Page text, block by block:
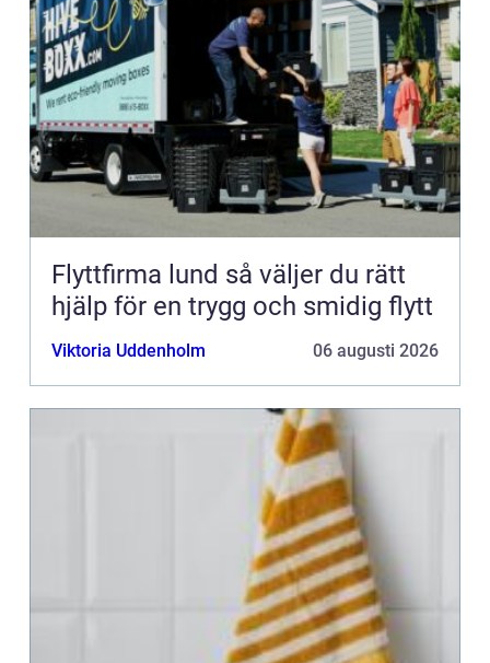
Flyttfirma lund så väljer du rätt
hjälp för en trygg och smidig flytt
Viktoria Uddenholm 06 augusti 2026